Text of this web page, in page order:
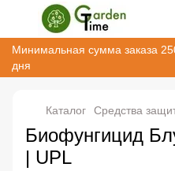
Минимальная сумма заказа
дня
Каталог Cредства
Биофунгицид
| UPL